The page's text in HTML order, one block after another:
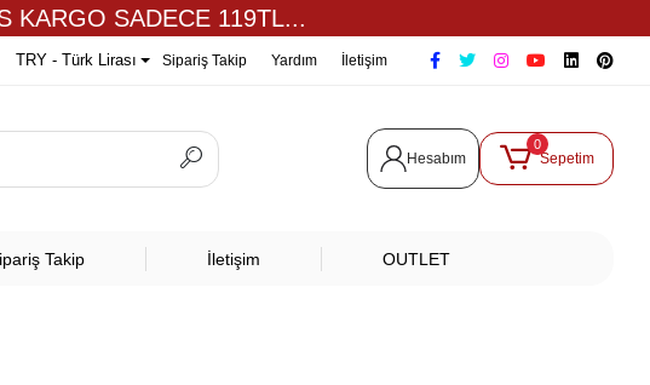
KARGO SADECE 119TL...
TRY - Türk Lirası Sipariş Takip Yardım İletişim
Hesabım
0
Sepetim
Takip İletişim OUTLET